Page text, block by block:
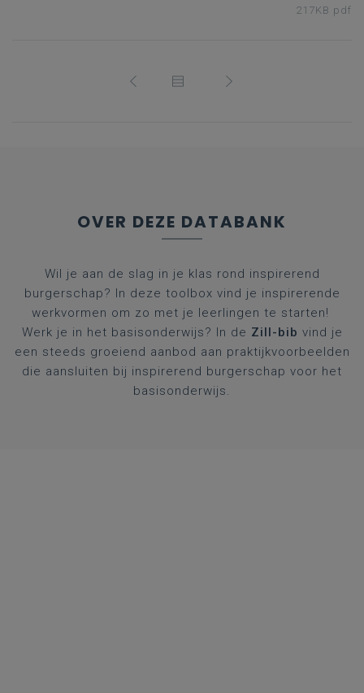
217KB pdf
OVER DEZE DATABANK
Wil je aan de slag in je klas rond inspirerend
burgerschap? In deze toolbox vind je inspirerende
werkvormen om zo met je leerlingen te starten!
Werk je in het basisonderwijs? In de Zill-bib vind je
een steeds groeiend aanbod aan praktijkvoorbeelden
die aansluiten bij inspirerend burgerschap voor het
basisonderwijs.